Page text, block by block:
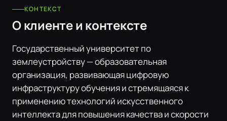
КОНТЕКСТ
О клиенте и контексте
Государственный университет по
землеустройству — образовательная
организация, развивающая цифровую
инфраструктуру обучения и стремящаяся к
применению технологий искусственного
интеллекта для повышения качества и скорости